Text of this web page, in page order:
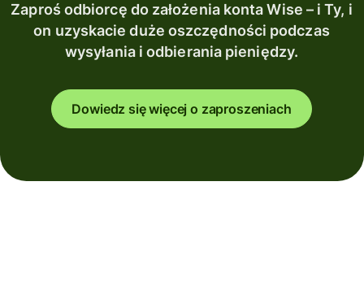
Zaproś odbiorcę do założenia konta Wise – i Ty, i
on uzyskacie duże oszczędności podczas
wysyłania i odbierania pieniędzy.
Dowiedz się więcej o zaproszeniach